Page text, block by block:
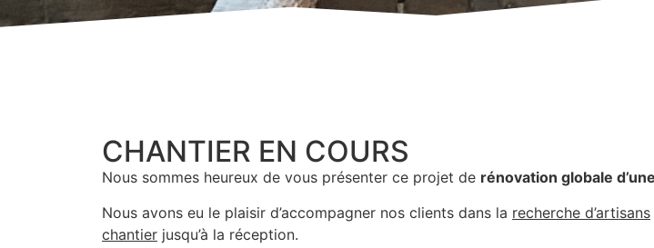
CHANTIER EN COURS
Nous sommes heureux de vous présenter ce projet de rénovation globale
Nous avons eu le plaisir d’accompagner nos clients dans la recherche d’artisans
chantier jusqu’à la réception.